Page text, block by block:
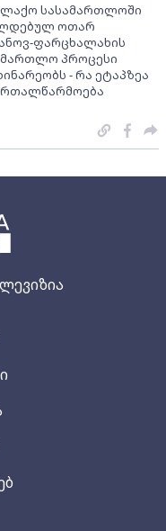
სასამართლოში
ოთარ
ფარცხალახის
პროცესი
- რა ეტაპზეა